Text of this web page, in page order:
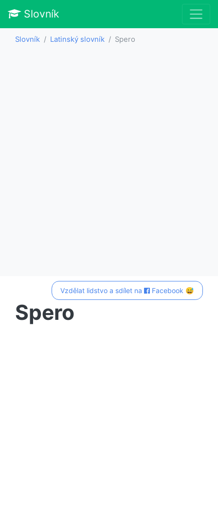
Slovník
Slovník Latinský slovník Spero
Vzdělat lidstvo a sdílet na Facebook 😅
Spero